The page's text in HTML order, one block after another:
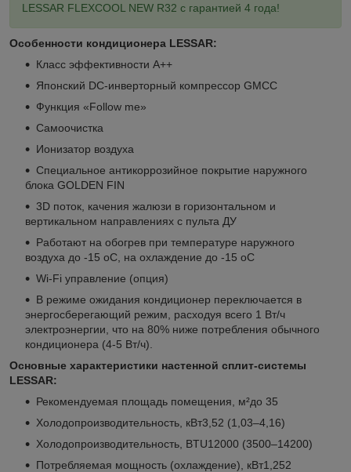
LESSAR FLEXCOOL NEW R32 с гарантией 4 года!
Особенности кондиционера LESSAR:
Класс эффективности А++
Японский DC-инверторный компрессор GMCC
Функция «Follow me»
Самоочистка
Ионизатор воздуха
Специальное антикоррозийное покрытие наружного
блока GOLDEN FIN
3D поток, качения жалюзи в горизонтальном и
вертикальном направлениях с пульта ДУ
Работают на обогрев при температуре наружного
воздуха до -15 оС, на охлаждение до -15 oС
Wi-Fi управление (опция)
В режиме ожидания кондиционер переключается в
энергосберегающий режим, расходуя всего 1 Вт/ч
электроэнергии, что на 80% ниже потребления обычного
кондиционера (4-5 Вт/ч).
Основные характеристики настенной сплит-системы
LESSAR:
Рекомендуемая площадь помещения, м²до 35
Холодопроизводительность, кВт3,52 (1,03–4,16)
Холодопроизводительность, BTU12000 (3500–14200)
Потребляемая мощность (охлаждение), кВт1,252